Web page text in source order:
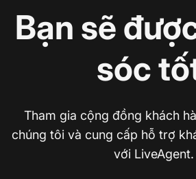
Bạn sẽ
sóc
Tham gia cộng đồng khách
chúng tôi và cung cấp hỗ trợ
với LiveAgent.